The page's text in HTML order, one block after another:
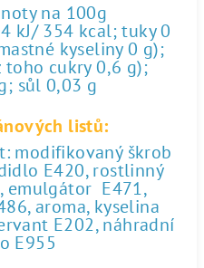
na 100g
kJ/ 354 kcal; tuky 0
kyseliny 0 g);
toho cukry 0,6 g);
sůl 0,03 g
listů:
modifikovaný škrob
E420, rostlinný
emulgátor E471,
aroma, kyselina
E202, náhradní
E955